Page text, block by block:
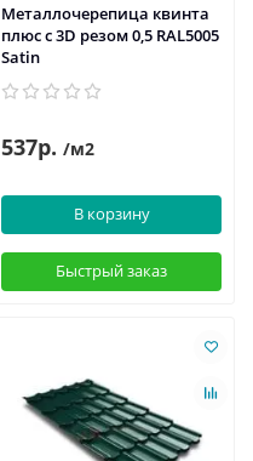
Металлочерепица квинта
плюс c 3D резом 0,5 RAL5005
Satin
537р. /м2
В корзину
Быстрый заказ